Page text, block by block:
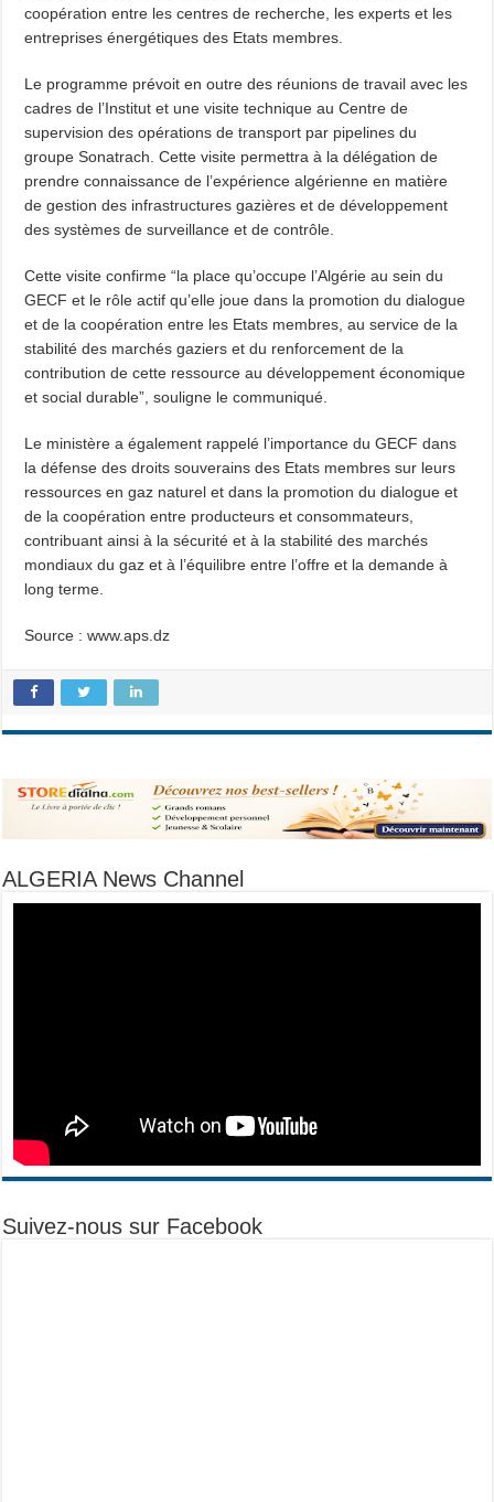
coopération entre les centres de recherche, les experts et les
entreprises énergétiques des Etats membres.
Le programme prévoit en outre des réunions de travail avec les
cadres de l’Institut et une visite technique au Centre de
supervision des opérations de transport par pipelines du
groupe Sonatrach. Cette visite permettra à la délégation de
prendre connaissance de l’expérience algérienne en matière
de gestion des infrastructures gazières et de développement
des systèmes de surveillance et de contrôle.
Cette visite confirme “la place qu’occupe l’Algérie au sein du
GECF et le rôle actif qu’elle joue dans la promotion du dialogue
et de la coopération entre les Etats membres, au service de la
stabilité des marchés gaziers et du renforcement de la
contribution de cette ressource au développement économique
et social durable”, souligne le communiqué.
Le ministère a également rappelé l’importance du GECF dans
la défense des droits souverains des Etats membres sur leurs
ressources en gaz naturel et dans la promotion du dialogue et
de la coopération entre producteurs et consommateurs,
contribuant ainsi à la sécurité et à la stabilité des marchés
mondiaux du gaz et à l’équilibre entre l’offre et la demande à
long terme.
Source : www.aps.dz
ALGERIA News Channel
Suivez-nous sur Facebook